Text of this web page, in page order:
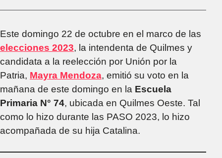
Este domingo 22 de octubre en el marco de las
elecciones 2023, la intendenta de Quilmes y
candidata a la reelección por Unión por la
Patria, Mayra Mendoza, emitió su voto en la
mañana de este domingo en la Escuela
Primaria N° 74, ubicada en Quilmes Oeste. Tal
como lo hizo durante las PASO 2023, lo hizo
acompañada de su hija Catalina.